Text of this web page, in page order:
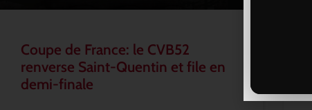
Coupe de France: le CVB52
renverse Saint-Quentin et file en
demi-finale